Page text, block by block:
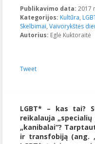
Publikavimo data: 2017
Kategorijos: Kultūra,
Skelbimai, Vaivorykštės
Autorius: Eglė Kuktoraitė
Tweet
LGBT* – kas tai?
reikalauja
„kanibalai“?
ir transfobiją (ang.